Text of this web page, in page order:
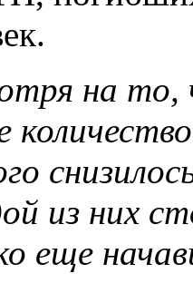
на то,
из них
еще